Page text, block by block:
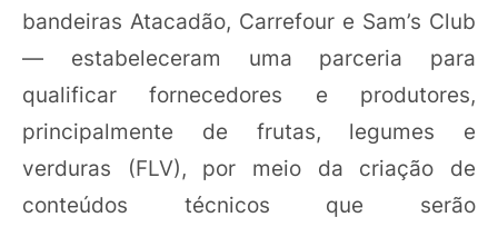
bandeiras Atacadão, Carrefour e Sam’s Club
— estabeleceram uma parceria para
qualificar fornecedores e produtores,
principalmente de frutas, legumes e
verduras (FLV), por meio da criação de
conteúdos técnicos que serão